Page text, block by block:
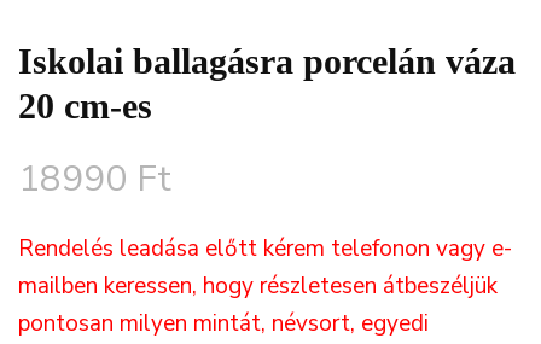
Iskolai ballagásra porcelán váza
20 cm-es
18990 Ft
Rendelés leadása előtt kérem telefonon vagy e-
mailben keressen, hogy részletesen átbeszéljük
pontosan milyen mintát, névsort, egyedi